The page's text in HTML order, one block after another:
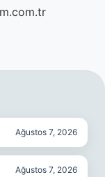
Ağustos 7, 2026
Ağustos 7, 2026